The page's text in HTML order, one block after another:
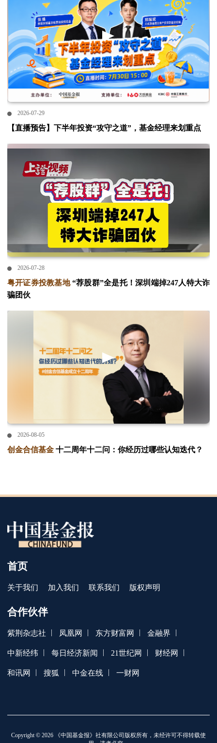
2026-07-29
【直播预告】下半年投资“攻守之道”，基金经理来划重点
2026-07-28
粤开证券投教基地“荐股群”全是托！深圳端掉247人特大诈
骗团伙
2026-08-05
创金合信基金 十二周年十二问：你经历过哪些认知迭代？
首页
关于我们 加入我们 联系我们 版权声明
合作伙伴
紫荆杂志社 | 凤凰网 | 东方财富网 | 金融界 |
中新经纬 | 每日经济新闻 | 21世纪网 | 财经网 |
和讯网 | 搜狐 | 中金在线 | 一财网
Copyright © 2026 《中国基金报》社有限公司版权所有，未经许可不得转载使